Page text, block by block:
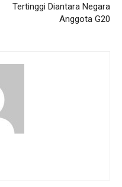
Tertinggi Diantara Negara
Anggota G20